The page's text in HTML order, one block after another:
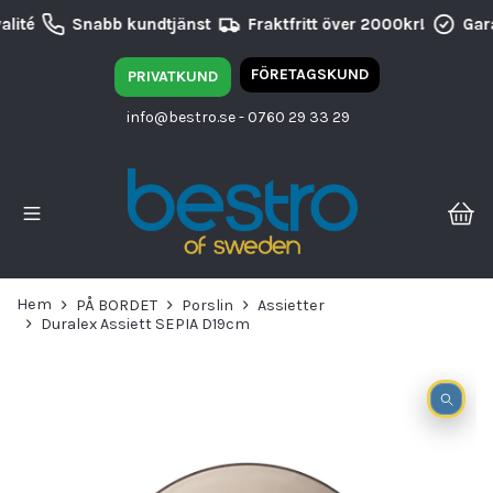
Snabb kundtjänst Fraktfritt över 2000kr!
PRIVATKUND FÖRETAGSKUND
info@bestro.se- 0760 29 33 29
Hem PÅ BORDET Porslin
Assietter
Duralex Assiett SEPIA D19cm